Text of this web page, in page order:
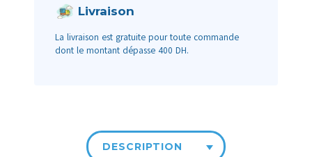
Livraison
La livraison est gratuite pour toute commande
dont le montant dépasse 400 DH.
DESCRIPTION